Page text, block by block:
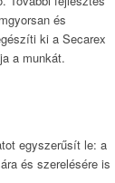
és
ki a Secarex
a munkát.
egyszerűsít le: a
és szerelésére is